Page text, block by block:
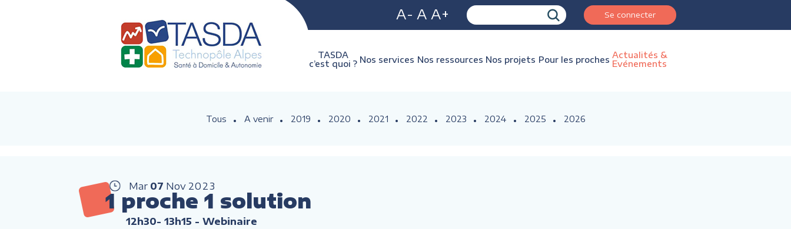
A- A A+ Se connecter
TASDA
c’est quoi ? Nos services Nos ressources Nos projets Pour les proches Actualités &
Evénements
Tous A venir 2019 2020 2021 2022 2023 2024 2025 2026
Mar 07 Nov 2023
1 proche 1 solution
12h30- 13h15 - Webinaire